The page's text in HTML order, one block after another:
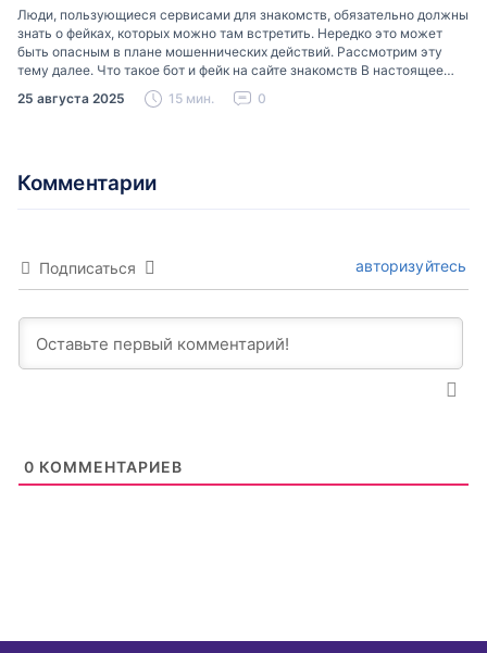
Люди, пользующиеся сервисами для знакомств, обязательно должны
знать о фейках, которых можно там встретить. Нередко это может
быть опасным в плане мошеннических действий. Рассмотрим эту
тему далее. Что такое бот и фейк на сайте знакомств В настоящее
время можно встретить свою…
25 августа 2025 15 мин. 0
Комментарии
Подписаться авторизуйтесь
0 КОММЕНТАРИЕВ